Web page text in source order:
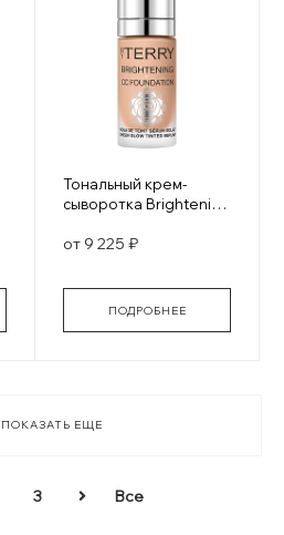
Тональный крем-
сыворотка Brightening
от 9 225 ₽
ПОДРОБНЕЕ
ПОКАЗАТЬ ЕЩЕ
3 Все